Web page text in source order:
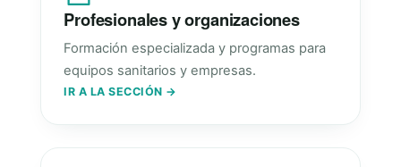
Profesionales y organizaciones
Formación especializada y programas para
equipos sanitarios y empresas.
IR A LA SECCIÓN →